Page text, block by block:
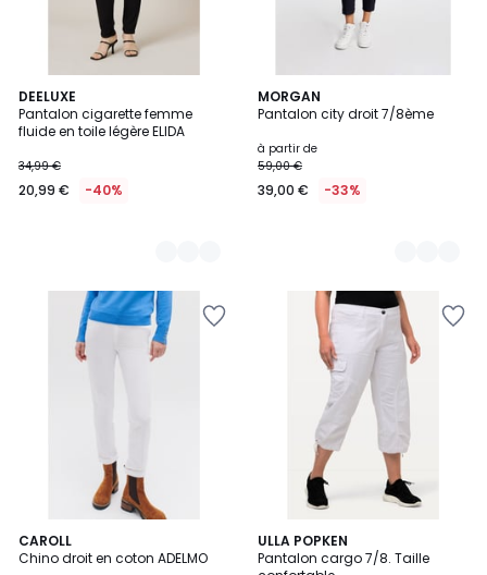
DEELUXE
Pantalon cigarette femme
fluide en toile légère ELIDA
34,99 €
20,99 € -40%
3
Couleurs
MORGAN
Pantalon city droit 7/8ème
à partir de
59,00 €
39,00 € -33%
3
Couleurs
CAROLL
Chino droit en coton ADELMO
4
/
5
Couleurs
ULLA POPKEN
Pantalon cargo 7/8. Taille
4,8
/ 5
4
Couleurs